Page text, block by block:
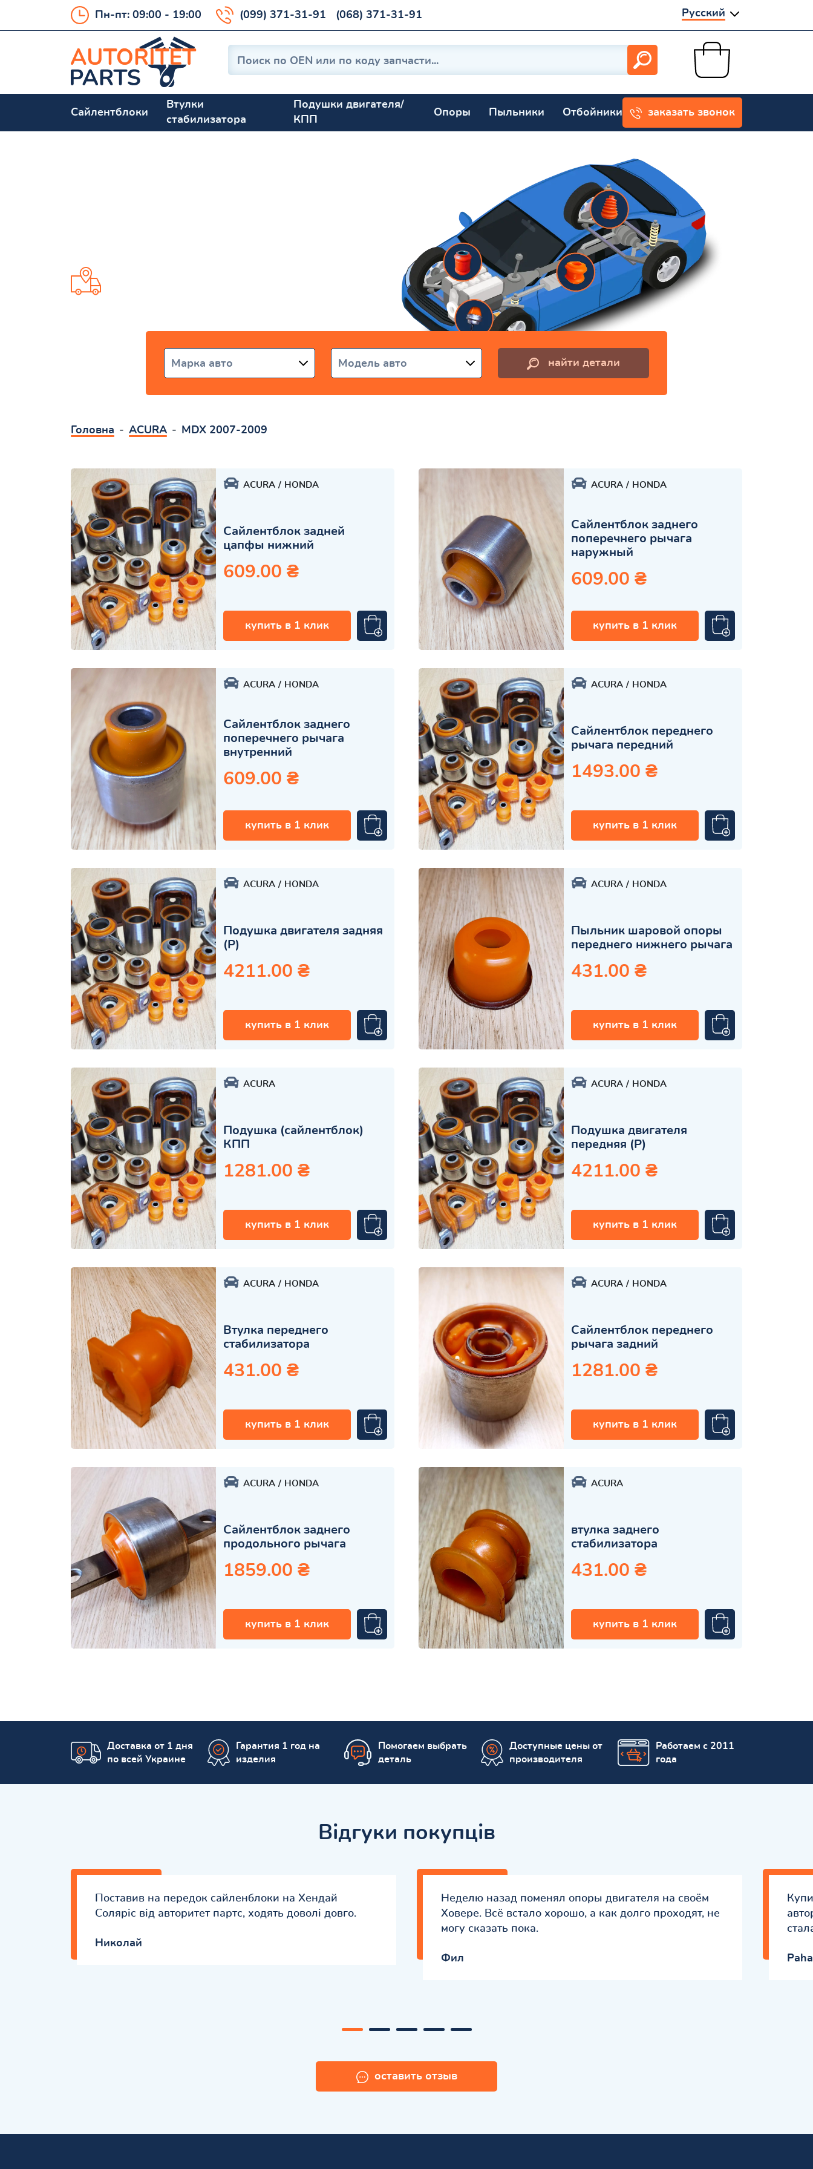
Пн-пт: 09:00 - 19:00 (099) 371-31-91 (068) 371-31-91 Русский
Сайлентблоки
Втулки
стабилизатора
Подушки двигателя/
КПП
Опоры Пыльники Отбойники заказать звонок
Марка авто Модель авто найти детали
Головна ACURA MDX 2007-2009
ACURA HONDA
Сайлентблок задней
цапфы нижний
609.00 ₴
купить в 1 клик
ACURA HONDA
Сайлентблок заднего
поперечнего рычага
наружный
609.00 ₴
купить в 1 клик
ACURA HONDA
Сайлентблок заднего
поперечнего рычага
внутренний
609.00 ₴
купить в 1 клик
ACURA HONDA
Сайлентблок переднего
рычага передний
1493.00 ₴
купить в 1 клик
ACURA HONDA
Подушка двигателя задняя
(Р)
4211.00 ₴
купить в 1 клик
ACURA HONDA
Пыльник шаровой опоры
переднего нижнего рычага
431.00 ₴
купить в 1 клик
ACURA
Подушка (сайлентблок)
КПП
1281.00 ₴
купить в 1 клик
ACURA HONDA
Подушка двигателя
передняя (Р)
4211.00 ₴
купить в 1 клик
ACURA HONDA
Втулка переднего
стабилизатора
431.00 ₴
купить в 1 клик
ACURA HONDA
Сайлентблок переднего
рычага задний
1281.00 ₴
купить в 1 клик
ACURA HONDA
Сайлентблок заднего
продольного рычага
1859.00 ₴
купить в 1 клик
ACURA
втулка заднего
стабилизатора
431.00 ₴
купить в 1 клик
Доставка от 1 дня
по всей Украине
Гарантия 1 год на
изделия
Помогаем выбрать
деталь
Доступные цены от
производителя
Работаем с 2011
года
Відгуки покупців
Поставив на передок сайленблоки на Хендай
Соляріс від авторитет партс, ходять доволі довго.
Николай
Неделю назад поменял опоры двигателя на своём
Ховере. Всё встало хорошо, а как долго проходят, не
могу сказать пока.
Фил Paha
оставить отзыв